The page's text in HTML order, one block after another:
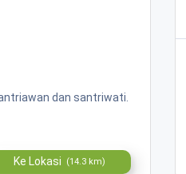
dan santriwati.
Ke Lokasi (14.3 km)